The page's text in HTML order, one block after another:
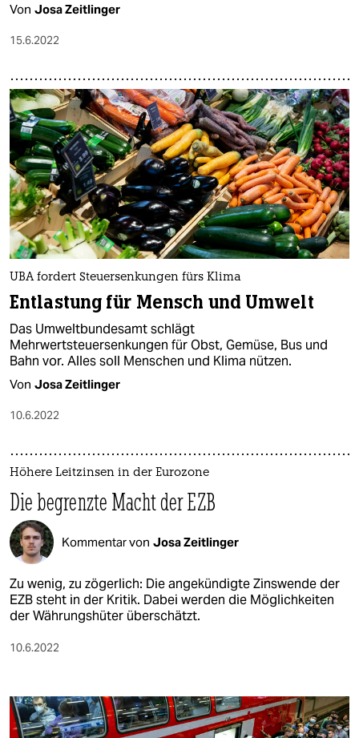
Von Josa Zeitlinger
15.6.2022
UBA fordert Steuersenkungen fürs Klima
Entlastung für Mensch und Umwelt
Das Umweltbundesamt schlägt
Mehrwertsteuersenkungen für Obst, Gemüse, Bus und
Bahn vor. Alles soll Menschen und Klima nützen.
Von Josa Zeitlinger
10.6.2022
Höhere Leitzinsen in der Eurozone
Die begrenzte Macht der EZB
Kommentar von Josa Zeitlinger
Zu wenig, zu zögerlich: Die angekündigte Zinswende der
EZB steht in der Kritik. Dabei werden die Möglichkeiten
der Währungshüter überschätzt.
10.6.2022